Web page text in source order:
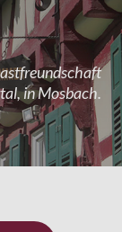
in Mosbach.